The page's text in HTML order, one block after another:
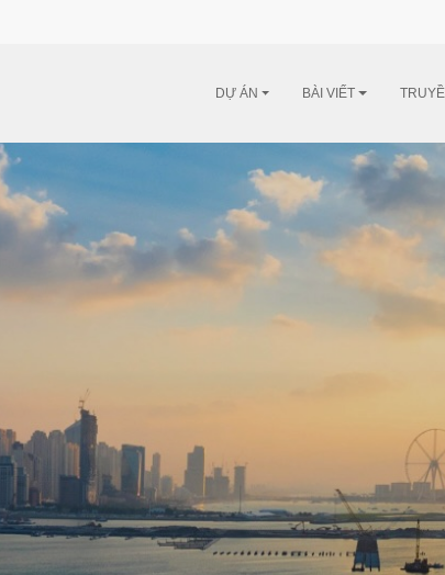
DỰ ÁN BÀI VIẾT